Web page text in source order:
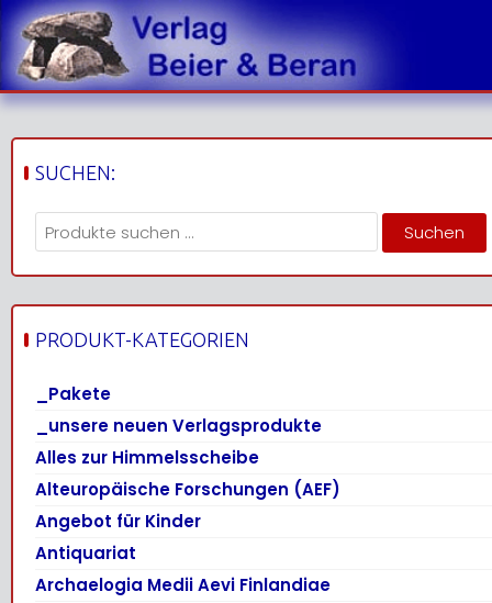
Skip
to
content
SUCHEN:
Suchen
nach: Suchen
PRODUKT-KATEGORIEN
_Pakete
_unsere neuen Verlagsprodukte
Alles zur Himmelsscheibe
Alteuropäische Forschungen (AEF)
Angebot für Kinder
Antiquariat
Archaelogia Medii Aevi Finlandiae